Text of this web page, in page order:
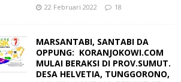
22 Februari 2022 18
MARSANTABI, SANTABI DA
OPPUNG: KORANJOKOWI.COM
MULAI BERAKSI DI PROV.SUMUT.
DESA HELVETIA, TUNGGORONO,